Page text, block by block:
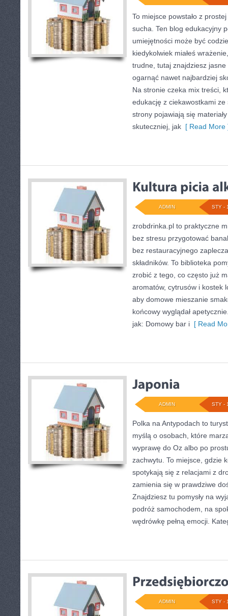
To miejsce powstało z
sucha. Ten blog edukacyjny
umiejętności może być
kiedykolwiek miałeś
trudne, tutaj znajdziesz
ogarnąć nawet najbardziej
Na stronie czeka mix treści,
edukację z ciekawostkami
strony pojawiają się
skuteczniej, jak [ Read More
STY -
ADMIN
zrobdrinka.pl to praktyczne
bez stresu przygotować
bez restauracyjnego
składników. To biblioteka
zrobić z tego, co często już
aromatów, cytrusów i kostek
aby domowe mieszanie
końcowy wyglądał
jak: Domowy bar i [ Read
STY -
ADMIN
Polka na Antypodach to
myślą o osobach, które
wyprawę do Oz albo po
zachwytu. To miejsce, gdzie
spotykają się z relacjami z
zamienia się w prawdziwe
Znajdziesz tu pomysły na
podróż samochodem, na
wędrówkę pełną emocji.
STY -
ADMIN